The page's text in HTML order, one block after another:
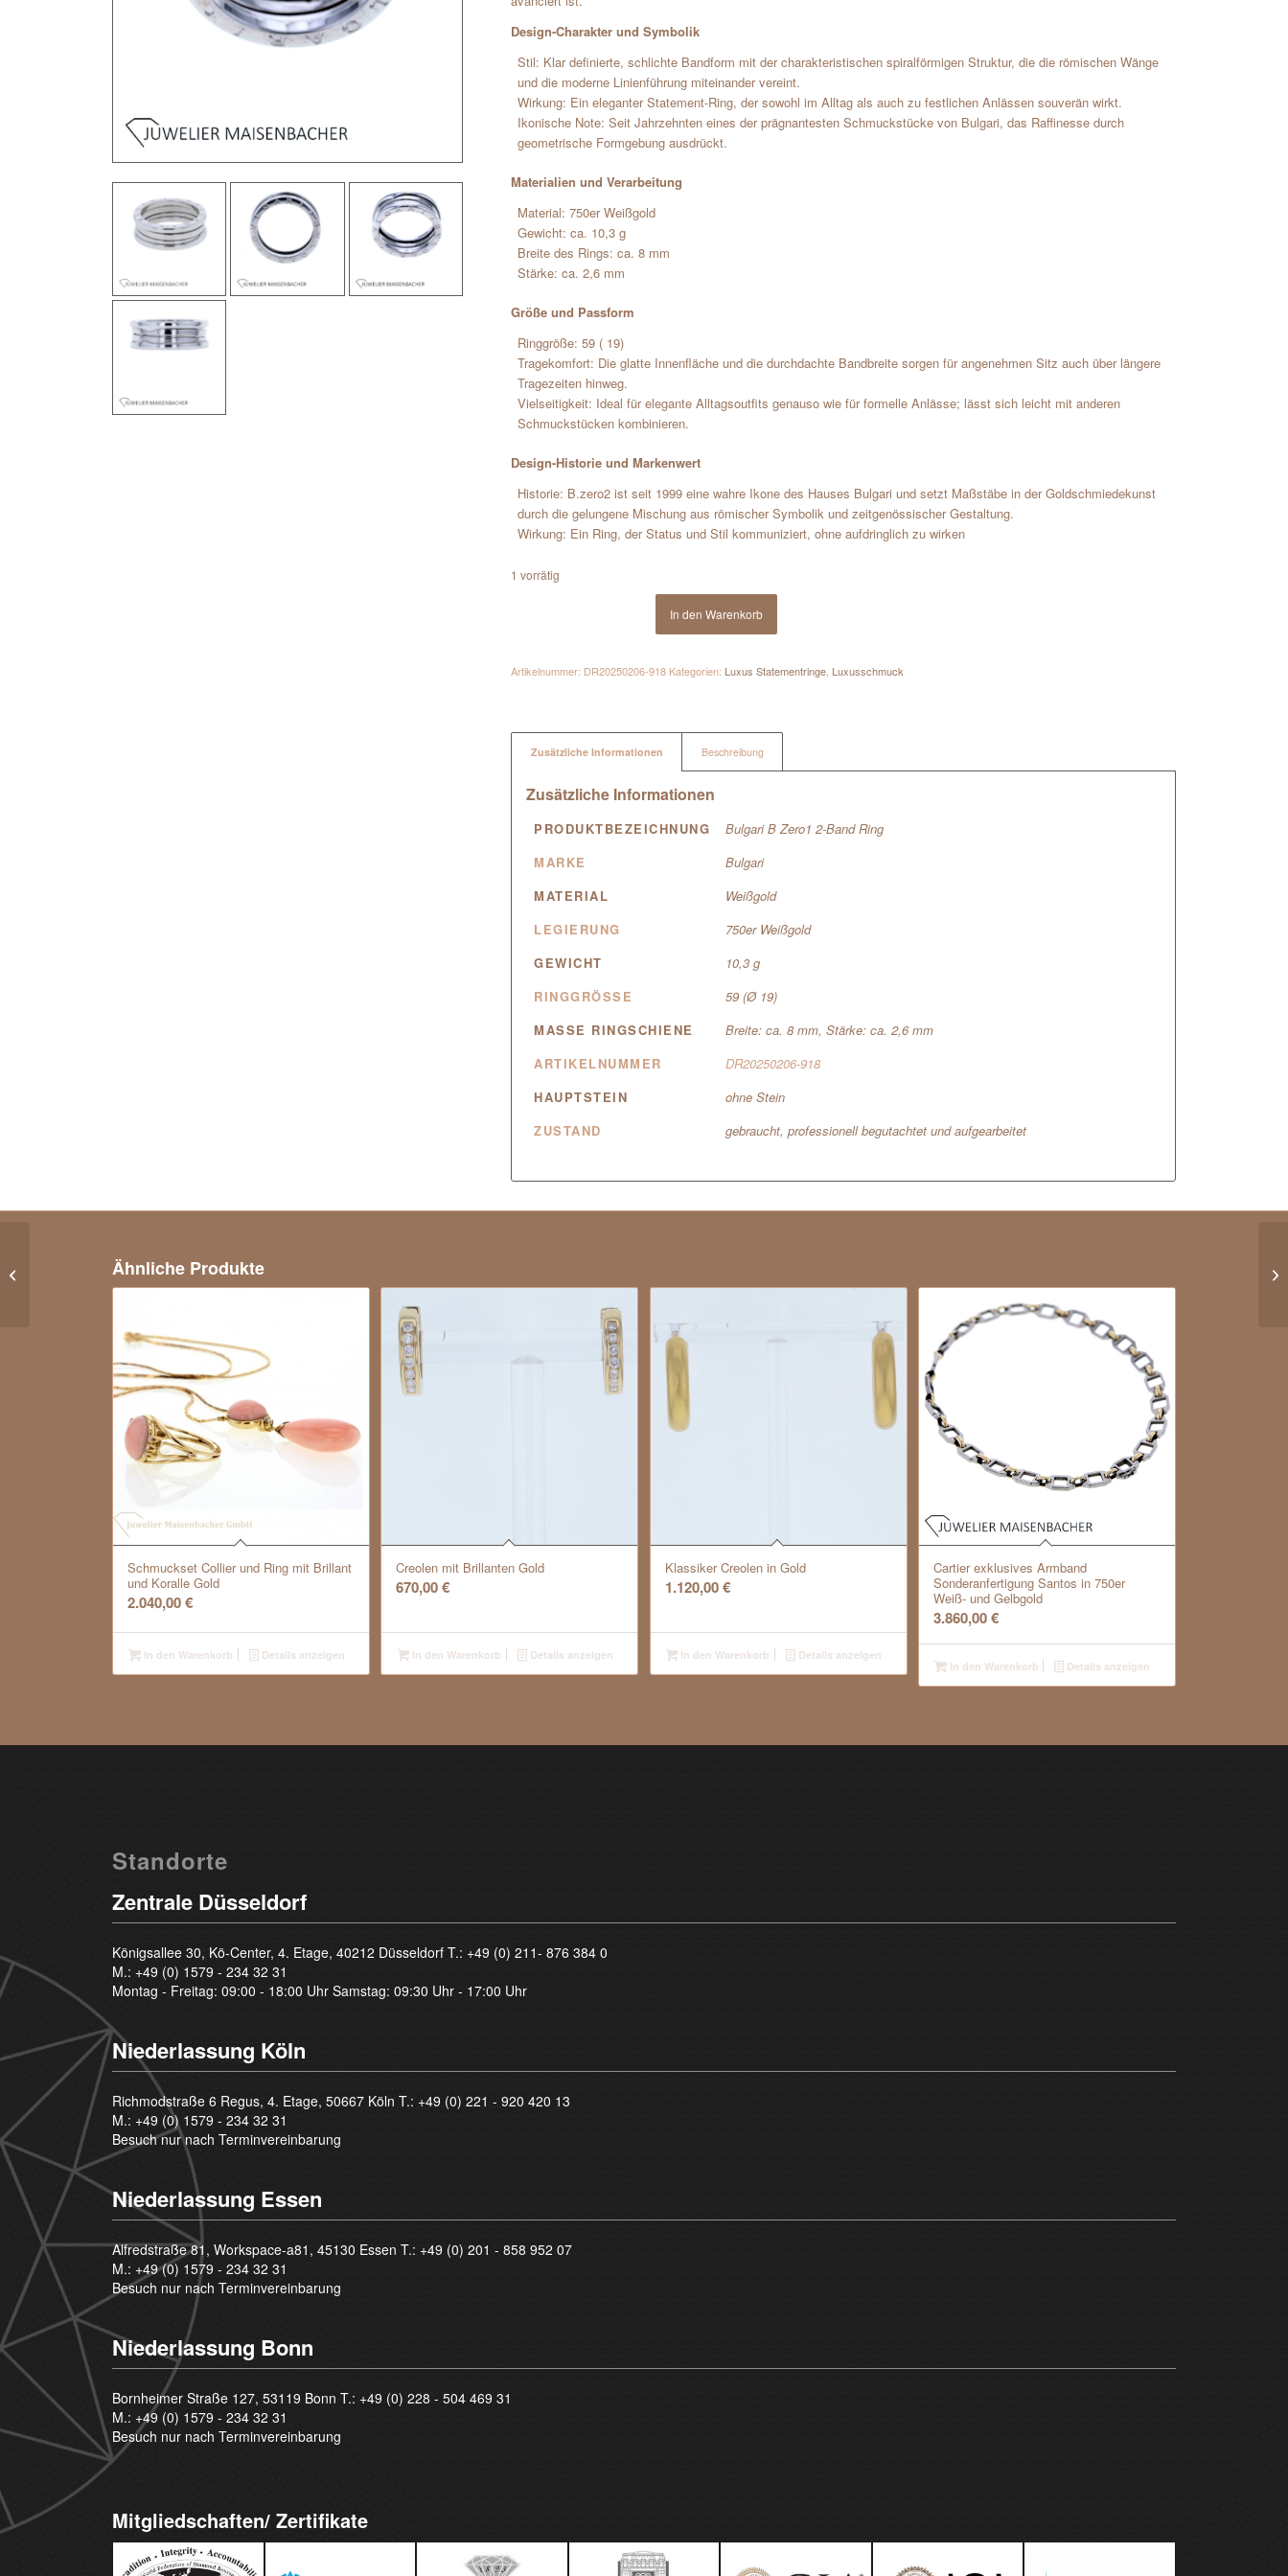
Design-Charakter und Symbolik
Stil: Klar definierte, schlichte Bandform mit der charakteristischen spiralförmigen Struktur, die die römischen Wänge
und die moderne Linienführung miteinander vereint.
Wirkung: Ein eleganter Statement-Ring, der sowohl im Alltag als auch zu festlichen Anlässen souverän wirkt.
Ikonische Note: Seit Jahrzehnten eines der prägnantesten Schmuckstücke von Bulgari, das Raffinesse durch
geometrische Formgebung ausdrückt.
Materialien und Verarbeitung
Material: 750er Weißgold
Gewicht: ca. 10,3 g
Breite des Rings: ca. 8 mm
Stärke: ca. 2,6 mm
Größe und Passform
Ringgröße: 59 ( 19)
Tragekomfort: Die glatte Innenfläche und die durchdachte Bandbreite sorgen für angenehmen Sitz auch über längere
Tragezeiten hinweg.
Vielseitigkeit: Ideal für elegante Alltagsoutfits genauso wie für formelle Anlässe; lässt sich leicht mit anderen
Schmuckstücken kombinieren.
Design-Historie und Markenwert
Historie: B.zero2 ist seit 1999 eine wahre Ikone des Hauses Bulgari und setzt Maßstäbe in der Goldschmiedekunst
durch die gelungene Mischung aus römischer Symbolik und zeitgenössischer Gestaltung.
Wirkung: Ein Ring, der Status und Stil kommuniziert, ohne aufdringlich zu wirken
1 vorrätig
In den Warenkorb
Artikelnummer: DR20250206-918 Kategorien: Luxus Statementringe, Luxusschmuck
Zusätzliche Informationen Beschreibung
Zusätzliche Informationen
PRODUKTBEZEICHNUNG
Bulgari B Zero1 2-Band Ring
MARKE
Bulgari
MATERIAL
Weißgold
LEGIERUNG
750er Weißgold
GEWICHT
10,3 g
RINGGRÖSSE
59 (Ø 19)
MASSE RINGSCHIENE
Breite: ca. 8 mm, Stärke: ca. 2,6 mm
ARTIKELNUMMER
DR20250206-918
HAUPTSTEIN
ohne Stein
ZUSTAND
gebraucht, professionell begutachtet und aufgearbeitet
Ähnliche Produkte
Schmuckset Collier und Ring mit Brillant
und Koralle Gold
2.040,00€
In den Warenkorb Details anzeigen
Creolen mit Brillanten Gold
670,00€
In den Warenkorb Details anzeigen
Klassiker Creolen in Gold
1.120,00€
In den Warenkorb Details anzeigen
Cartier exklusives Armband
Sonderanfertigung Santos in 750er
Weiß- und Gelbgold
3.860,00€
In den Warenkorb Details anzeigen
Standorte
Zentrale Düsseldorf
Königsallee 30, Kö-Center, 4. Etage, 40212 Düsseldorf T.: +49 (0) 211- 876 384 0
M.: +49 (0) 1579 - 234 32 31
Montag - Freitag: 09:00 - 18:00 Uhr Samstag: 09:30 Uhr - 17:00 Uhr
Niederlassung Köln
Richmodstraße 6 Regus, 4. Etage, 50667 Köln T.: +49 (0) 221 - 920 420 13
M.: +49 (0) 1579 - 234 32 31
Besuch nur nach Terminvereinbarung
Niederlassung Essen
Alfredstraße 81, Workspace-a81, 45130 Essen T.: +49 (0) 201 - 858 952 07
M.: +49 (0) 1579 - 234 32 31
Besuch nur nach Terminvereinbarung
Niederlassung Bonn
Bornheimer Straße 127, 53119 Bonn T.: +49 (0) 228 - 504 469 31
M.: +49 (0) 1579 - 234 32 31
Besuch nur nach Terminvereinbarung
Mitgliedschaften/ Zertifikate
Solitäranhänger Brillant in 750er